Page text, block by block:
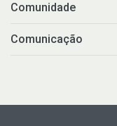
Comunidade
Comunicação